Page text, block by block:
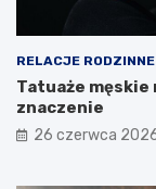
RELACJE RODZINNE
Tatuaże
znaczenie
26 czerwca